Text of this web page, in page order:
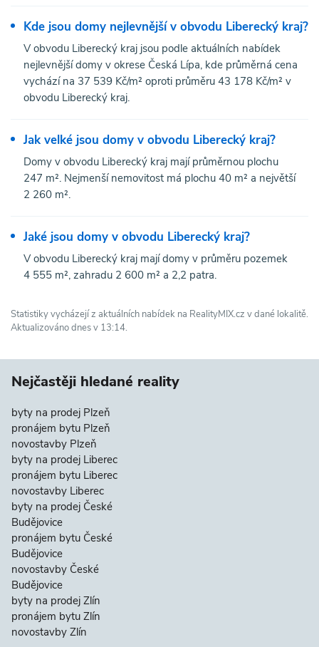
Kde jsou domy nejlevnější v obvodu Liberecký kraj?
V obvodu Liberecký kraj jsou podle aktuálních nabídek
nejlevnější domy v okrese Česká Lípa, kde průměrná cena
vychází na 37 539 Kč/m² oproti průměru 43 178 Kč/m² v
obvodu Liberecký kraj.
Jak velké jsou domy v obvodu Liberecký kraj?
Domy v obvodu Liberecký kraj mají průměrnou plochu
247 m². Nejmenší nemovitost má plochu 40 m² a největší
2 260 m².
Jaké jsou domy v obvodu Liberecký kraj?
V obvodu Liberecký kraj mají domy v průměru pozemek
4 555 m², zahradu 2 600 m² a 2,2 patra.
Statistiky vycházejí z aktuálních nabídek na RealityMIX.cz v dané lokalitě.
Aktualizováno dnes v 13:14.
Nejčastěji hledané reality
byty na prodej Plzeň
pronájem bytu Plzeň
novostavby Plzeň
byty na prodej Liberec
pronájem bytu Liberec
novostavby Liberec
byty na prodej České
Budějovice
pronájem bytu České
Budějovice
novostavby České
Budějovice
byty na prodej Zlín
pronájem bytu Zlín
novostavby Zlín